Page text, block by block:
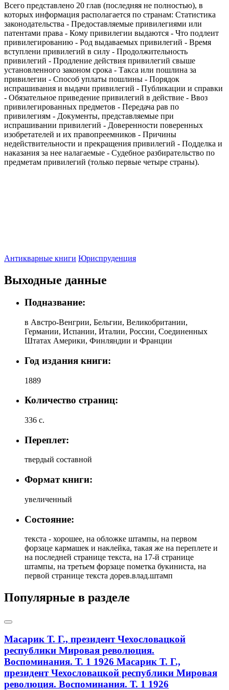
Всего представлено 20 глав (последняя не полностью), в
которых информация располагается по странам: Статистика
законодательства - Предоставляемые привилегиями или
патентами права - Кому привилегии выдаются - Что подлеит
привилегированию - Род выдаваемых привилегий - Время
вступлени привилегий в силу - Продолжительность
привилегий - Продление действия привилегий свыше
установленного законом срока - Такса или пошлина за
привилегии - Способ уплаты пошлины - Порядок
испрашивания и выдачи привилегий - Публикации и справки
- Обязательное приведение привилегий в действие - Ввоз
привилегированных предметов - Передача рав по
привилегиям - Документы, представляемые при
испрашивании привилегий - Доверенности поверенных
изобретателей и их правопреемников - Причины
недействительности и прекращения привилегий - Подделка и
наказания за нее налагаемые - Судебное разбирательство по
предметам привилегий (только первые четыре страны).
Антикварные книги Юриспруденция
Выходные данные
Подназвание:
в Австро-Венгрии, Бельгии, Великобритании,
Германии, Испании, Италии, России, Соединенных
Штатах Америки, Финляндии и Франции
Год издания книги:
1889
Количество страниц:
336 с.
Переплет:
твердый составной
Формат книги:
увеличенный
Состояние:
текста - хорошее, на обложке штампы, на первом
форзаце кармашек и наклейка, такая же на переплете и
на последней странице текста, на 17-й странице
штампы, на третьем форзаце пометка букиниста, на
первой странице текста дорев.влад.штамп
Популярные в разделе
Масарик Т. Г., президент Чехословацкой
республики Мировая революция.
Воспоминания. Т. 1 1926 Масарик Т. Г.,
президент Чехословацкой республики Мировая
революция. Воспоминания. Т. 1 1926